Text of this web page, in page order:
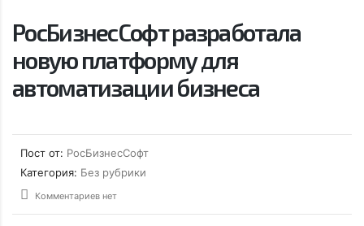
РосБизнесСофт разработала
новую платформу для
автоматизации бизнеса
Пост от: РосБизнесСофт
Категория: Без рубрики
Комментариев нет